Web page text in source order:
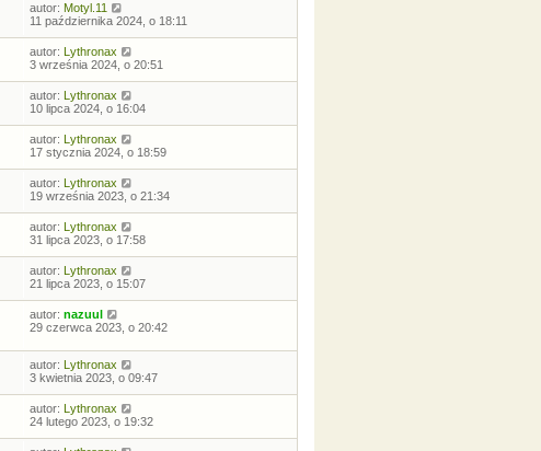
autor: Motyl.11
11 października 2024, o 18:11
autor: Lythronax
3 września 2024, o 20:51
autor: Lythronax
10 lipca 2024, o 16:04
autor: Lythronax
17 stycznia 2024, o 18:59
autor: Lythronax
19 września 2023, o 21:34
autor: Lythronax
31 lipca 2023, o 17:58
autor: Lythronax
21 lipca 2023, o 15:07
autor: nazuul
29 czerwca 2023, o 20:42
autor: Lythronax
3 kwietnia 2023, o 09:47
autor: Lythronax
24 lutego 2023, o 19:32